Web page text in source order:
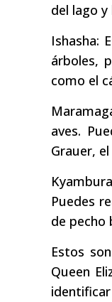
del lago
Ishasha:
árboles,
como el
aves.
Grauer,
Puedes
de pecho
Estos
Queen